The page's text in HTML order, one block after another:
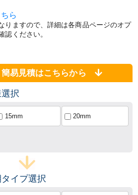
ら
りますので、詳細は各商品ページのオプ
認ください。
易見積はこちらから
択
15mm 20mm
イプ選択